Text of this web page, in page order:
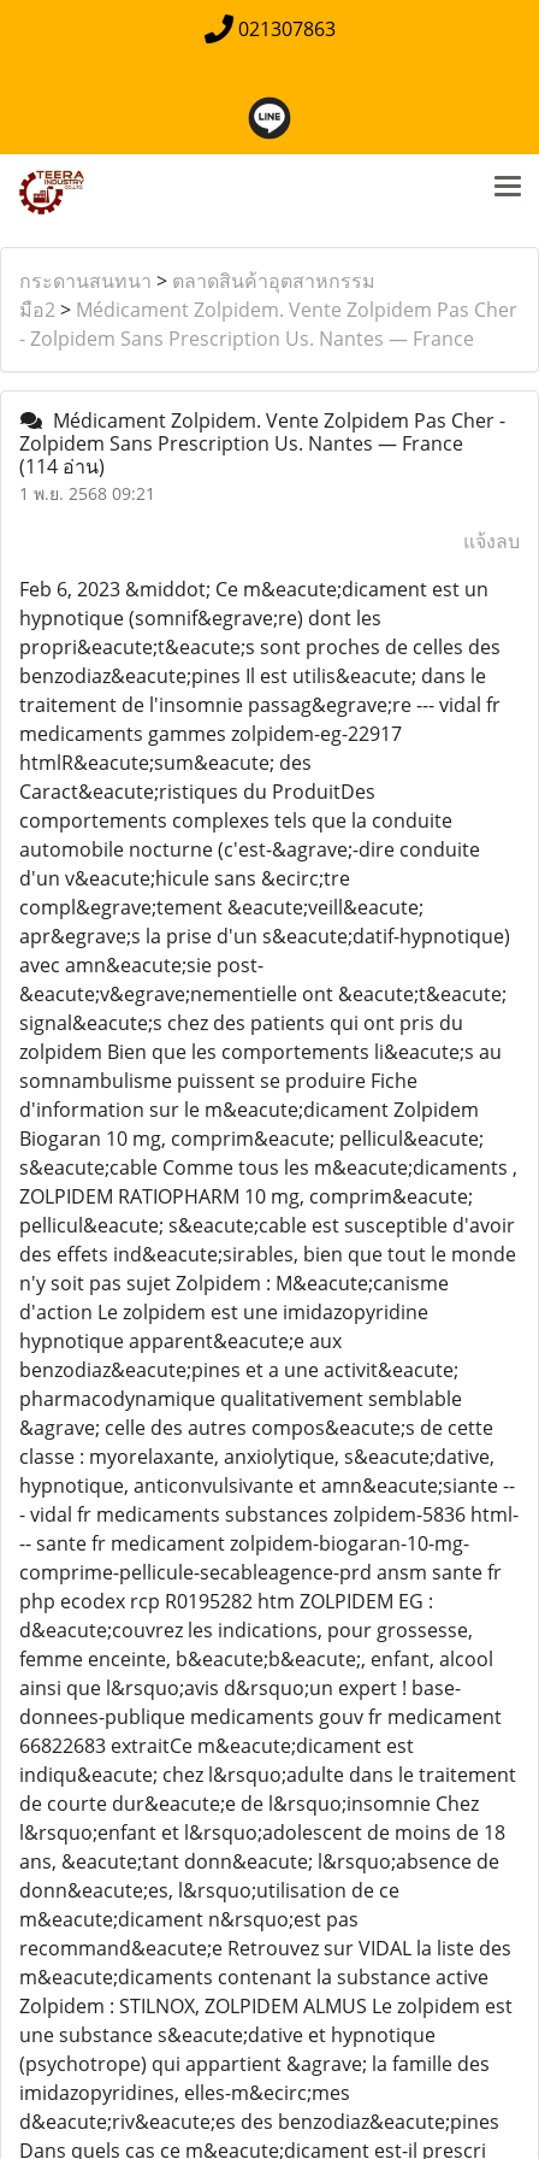
021307863
กระดานสนทนา > ตลาดสินค้าอุตสาหกรรม
มือ2> Médicament Zolpidem. Vente Zolpidem Pas Cher
- Zolpidem Sans Prescription Us. Nantes — France
Médicament Zolpidem. Vente Zolpidem Pas Cher -
Zolpidem Sans Prescription Us. Nantes — France
(114 อ่าน)
1 พ.ย. 2568 09:21
แจ้งลบ
Feb 6, 2023 &middot; Ce m&eacute;dicament est un
hypnotique (somnif&egrave;re) dont les
propri&eacute;t&eacute;s sont proches de celles des
benzodiaz&eacute;pines Il est utilis&eacute; dans le
traitement de l'insomnie passag&egrave;re --- vidal fr
medicaments gammes zolpidem-eg-22917
htmlR&eacute;sum&eacute; des
Caract&eacute;ristiques du ProduitDes
comportements complexes tels que la conduite
automobile nocturne (c'est-&agrave;-dire conduite
d'un v&eacute;hicule sans &ecirc;tre
compl&egrave;tement &eacute;veill&eacute;
apr&egrave;s la prise d'un s&eacute;datif-hypnotique)
avec amn&eacute;sie post-
&eacute;v&egrave;nementielle ont &eacute;t&eacute;
signal&eacute;s chez des patients qui ont pris du
zolpidem Bien que les comportements li&eacute;s au
somnambulisme puissent se produire Fiche
d'information sur le m&eacute;dicament Zolpidem
Biogaran 10 mg, comprim&eacute; pellicul&eacute;
s&eacute;cable Comme tous les m&eacute;dicaments ,
ZOLPIDEM RATIOPHARM 10 mg, comprim&eacute;
pellicul&eacute; s&eacute;cable est susceptible d'avoir
des effets ind&eacute;sirables, bien que tout le monde
n'y soit pas sujet Zolpidem : M&eacute;canisme
d'action Le zolpidem est une imidazopyridine
hypnotique apparent&eacute;e aux
benzodiaz&eacute;pines et a une activit&eacute;
pharmacodynamique qualitativement semblable
&agrave; celle des autres compos&eacute;s de cette
classe : myorelaxante, anxiolytique, s&eacute;dative,
hypnotique, anticonvulsivante et amn&eacute;siante --
- vidal fr medicaments substances zolpidem-5836 html-
-- sante fr medicament zolpidem-biogaran-10-mg-
comprime-pellicule-secableagence-prd ansm sante fr
php ecodex rcp R0195282 htm ZOLPIDEM EG :
d&eacute;couvrez les indications, pour grossesse,
femme enceinte, b&eacute;b&eacute;, enfant, alcool
ainsi que l&rsquo;avis d&rsquo;un expert ! base-
donnees-publique medicaments gouv fr medicament
66822683 extraitCe m&eacute;dicament est
indiqu&eacute; chez l&rsquo;adulte dans le traitement
de courte dur&eacute;e de l&rsquo;insomnie Chez
l&rsquo;enfant et l&rsquo;adolescent de moins de 18
ans, &eacute;tant donn&eacute; l&rsquo;absence de
donn&eacute;es, l&rsquo;utilisation de ce
m&eacute;dicament n&rsquo;est pas
recommand&eacute;e Retrouvez sur VIDAL la liste des
m&eacute;dicaments contenant la substance active
Zolpidem : STILNOX, ZOLPIDEM ALMUS Le zolpidem est
une substance s&eacute;dative et hypnotique
(psychotrope) qui appartient &agrave; la famille des
imidazopyridines, elles-m&ecirc;mes
d&eacute;riv&eacute;es des benzodiaz&eacute;pines
Dans quels cas ce m&eacute;dicament est-il prescri